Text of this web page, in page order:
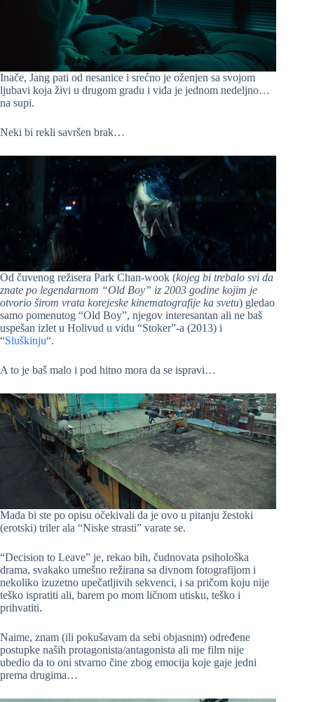
Inače, Jang pati od nesanice i srećno je oženjen sa svojom
ljubavi koja živi u drugom gradu i viđa je jednom nedeljno…
na supi.
Neki bi rekli savršen brak…
Od čuvenog režisera Park Chan-wook (kojeg bi trebalo svi da
znate po legendarnom “Old Boy” iz 2003 godine kojim je
otvorio širom vrata korejeske kinematografije ka svetu) gledao
samo pomenutog “Old Boy”, njegov interesantan ali ne baš
uspešan izlet u Holivud u vidu “Stoker”-a (2013) i
“Sluškinju“.
A to je baš malo i pod hitno mora da se ispravi…
Mada bi ste po opisu očekivali da je ovo u pitanju žestoki
(erotski) triler ala “Niske strasti” varate se.
“Decision to Leave” je, rekao bih, čudnovata psihološka
drama, svakako umešno režirana sa divnom fotografijom i
nekoliko izuzetno upečatljivih sekvenci, i sa pričom koju nije
teško ispratiti ali, barem po mom ličnom utisku, teško i
prihvatiti.
Naime, znam (ili pokušavam da sebi objasnim) određene
postupke naših protagonista/antagonista ali me film nije
ubedio da to oni stvarno čine zbog emocija koje gaje jedni
prema drugima…